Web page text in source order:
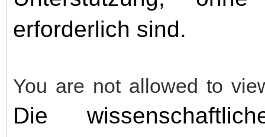
erforderlich sind.
You are not allowed to
Die